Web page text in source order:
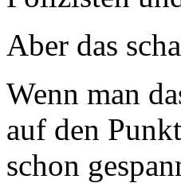
Aber das
Wenn man
auf den
schon